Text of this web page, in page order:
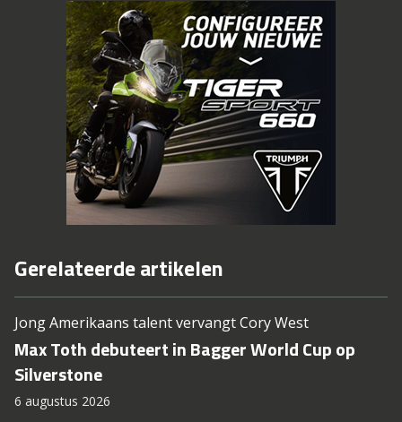
Gerelateerde artikelen
Jong Amerikaans talent vervangt Cory West
Max Toth debuteert in Bagger World Cup op
Silverstone
6 augustus 2026